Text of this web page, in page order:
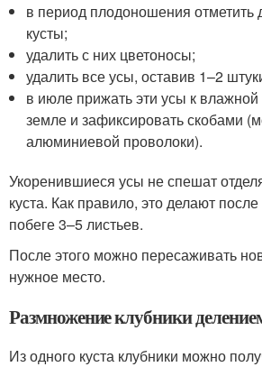
в период плодоношения отметить
кусты;
удалить с них цветоносы;
удалить все усы, оставив 1–2
в июле прижать эти усы к
земле и зафиксировать скобами
алюминиевой проволоки).
Укоренившиеся усы не спешат
куста. Как правило, это делают
побеге 3–5 листьев.
После этого можно пересаживать
нужное место.
Размножение клубники
Из одного куста клубники можно